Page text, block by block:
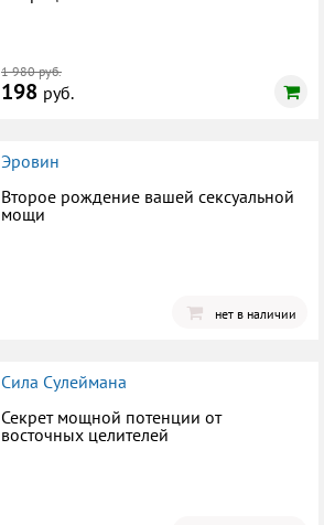
1 980 руб.
198 руб.
Эровин
Второе рождение вашей сексуальной
мощи
нет в наличии
Сила Сулеймана
Секрет мощной потенции от
восточных целителей